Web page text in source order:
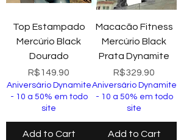
Top Estampado
Mercúrio Black
Dourado
Price
R$149.90
Aniversário Dynamite
- 10 a 50% em todo
site
Add to Cart
Macacão Fitness
Mercúrio Black
Prata Dynamite
Price
R$329.90
Aniversário Dynamite
- 10 a 50% em todo
site
Add to Cart